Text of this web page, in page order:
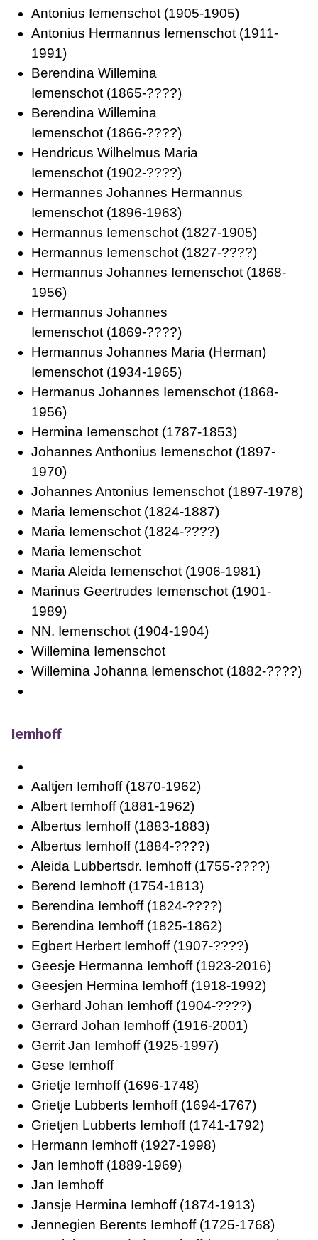
Antonius Iemenschot (1905-1905)
Antonius Hermannus Iemenschot (1911-
1991)
Berendina Willemina
Iemenschot (1865-????)
Berendina Willemina
Iemenschot (1866-????)
Hendricus Wilhelmus Maria
Iemenschot (1902-????)
Hermannes Johannes Hermannus
Iemenschot (1896-1963)
Hermannus Iemenschot (1827-1905)
Hermannus Iemenschot (1827-????)
Hermannus Johannes Iemenschot (1868-
1956)
Hermannus Johannes
Iemenschot (1869-????)
Hermannus Johannes Maria (Herman)
Iemenschot (1934-1965)
Hermanus Johannes Iemenschot (1868-
1956)
Hermina Iemenschot (1787-1853)
Johannes Anthonius Iemenschot (1897-
1970)
Johannes Antonius Iemenschot (1897-1978)
Maria Iemenschot (1824-1887)
Maria Iemenschot (1824-????)
Maria Iemenschot
Maria Aleida Iemenschot (1906-1981)
Marinus Geertrudes Iemenschot (1901-
1989)
NN. Iemenschot (1904-1904)
Willemina Iemenschot
Willemina Johanna Iemenschot (1882-????)
Iemhoff
Aaltjen Iemhoff (1870-1962)
Albert Iemhoff (1881-1962)
Albertus Iemhoff (1883-1883)
Albertus Iemhoff (1884-????)
Aleida Lubbertsdr. Iemhoff (1755-????)
Berend Iemhoff (1754-1813)
Berendina Iemhoff (1824-????)
Berendina Iemhoff (1825-1862)
Egbert Herbert Iemhoff (1907-????)
Geesje Hermanna Iemhoff (1923-2016)
Geesjen Hermina Iemhoff (1918-1992)
Gerhard Johan Iemhoff (1904-????)
Gerrard Johan Iemhoff (1916-2001)
Gerrit Jan Iemhoff (1925-1997)
Gese Iemhoff
Grietje Iemhoff (1696-1748)
Grietje Lubberts Iemhoff (1694-1767)
Grietjen Lubberts Iemhoff (1741-1792)
Hermann Iemhoff (1927-1998)
Jan Iemhoff (1889-1969)
Jan Iemhoff
Jansje Hermina Iemhoff (1874-1913)
Jennegien Berents Iemhoff (1725-1768)